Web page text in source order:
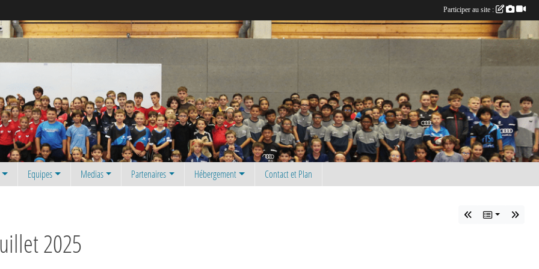
Equipes Medias Partenaires Hébergement Contact et Plan
2025
Participer au site :